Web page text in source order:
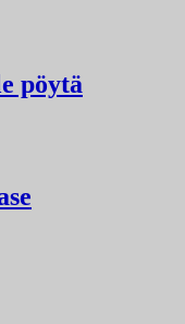
sivulla.
pöytä